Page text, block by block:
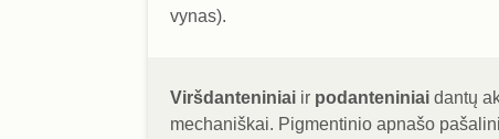
vynas).
Viršdanteniniai ir podanteniniai dantų
mechaniškai. Pigmentinio apnašo